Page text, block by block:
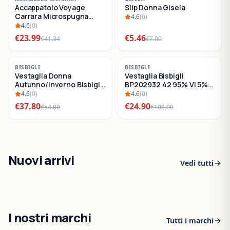
SALDI
Accappatoio Voyage
Carrara Microspugna
Cotone
4.6(0)
€23.99€41.34
SALDI
Slip Donna Gisela
4.6(0)
€5.46€7.00
-30 %
SALDI
BISBIGLI
Vestaglia Donna
Autunno/Inverno Bisbigli
BO288632
4.6(0)
€37.80€54.00
-75 %
SALDI
BISBIGLI
Vestaglia Bisbigli
BP202932 42 95% VI 5%
EA4.6(0)
€24.90€100.00
Nuovi arrivi Vedi tutti
I nostri marchi Tutti i marchi